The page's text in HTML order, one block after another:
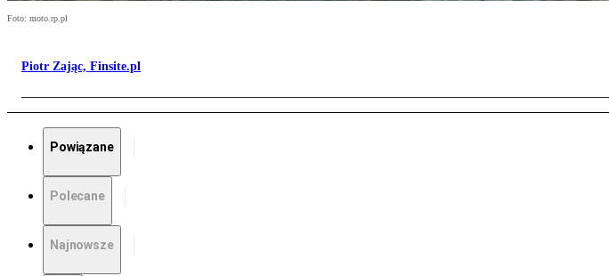
Foto: moto.rp.pl
Piotr Zając, Finsite.pl
Powiązane
Polecane
Najnowsze